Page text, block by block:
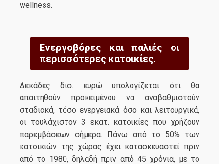
wellness.
Ενεργοβόρες και παλιές οι
περισσότερες κατοικίες.
Δεκάδες δισ. ευρώ υπολογίζεται ότι θα
απαιτηθούν προκειμένου να αναβαθμιστούν
σταδιακά, τόσο ενεργειακά όσο και λειτουργικά,
οι τουλάχιστον 3 εκατ. κατοικίες που χρήζουν
παρεμβάσεων σήμερα. Πάνω από το 50% των
κατοικιών της χώρας έχει κατασκευαστεί πριν
από το 1980, δηλαδή πριν από 45 χρόνια, με το